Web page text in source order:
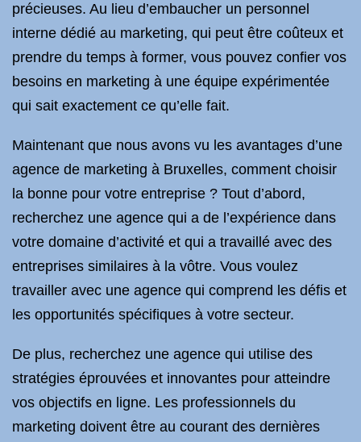
précieuses. Au lieu d’embaucher un personnel
interne dédié au marketing, qui peut être coûteux et
prendre du temps à former, vous pouvez confier vos
besoins en marketing à une équipe expérimentée
qui sait exactement ce qu’elle fait.
Maintenant que nous avons vu les avantages d’une
agence de marketing à Bruxelles, comment choisir
la bonne pour votre entreprise ? Tout d’abord,
recherchez une agence qui a de l’expérience dans
votre domaine d’activité et qui a travaillé avec des
entreprises similaires à la vôtre. Vous voulez
travailler avec une agence qui comprend les défis et
les opportunités spécifiques à votre secteur.
De plus, recherchez une agence qui utilise des
stratégies éprouvées et innovantes pour atteindre
vos objectifs en ligne. Les professionnels du
marketing doivent être au courant des dernières